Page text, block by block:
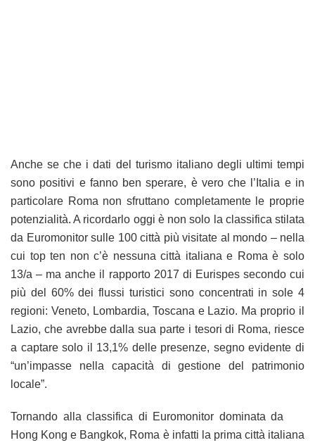
Anche se che i dati del turismo italiano degli ultimi tempi
sono positivi e fanno ben sperare, è vero che l’Italia e in
particolare Roma non sfruttano completamente le proprie
potenzialità. A ricordarlo oggi è non solo la classifica stilata
da Euromonitor sulle 100 città più visitate al mondo – nella
cui top ten non c’è nessuna città italiana e Roma è solo
13/a – ma anche il rapporto 2017 di Eurispes secondo cui
più del 60% dei flussi turistici sono concentrati in sole 4
regioni: Veneto, Lombardia, Toscana e Lazio. Ma proprio il
Lazio, che avrebbe dalla sua parte i tesori di Roma, riesce
a captare solo il 13,1% delle presenze, segno evidente di
“un’impasse nella capacità di gestione del patrimonio
locale”.
Tornando alla classifica di Euromonitor dominata da
Hong Kong e Bangkok, Roma è infatti la prima città italiana